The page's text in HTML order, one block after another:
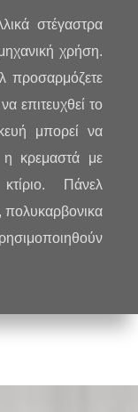
στέγαστρα
χρήση.
προσαρμόζετε
επιτευχθεί το
μπορεί να
η κρεμαστά με
Πάνελ
πολυκαρβονικα